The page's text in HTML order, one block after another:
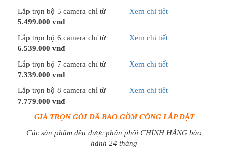
Lắp trọn bộ 5 camera chỉ từ
5.499.000 vnđ
Xem chi tiết
Lắp trọn bộ 6 camera chỉ từ
6.539.000 vnđ
Xem chi tiết
Lắp trọn bộ 7 camera chỉ từ
7.339.000 vnđ
Xem chi tiết
Lắp trọn bộ 8 camera chỉ từ
7.779.000 vnđ
Xem chi tiết
GIÁ TRỌN GÓI ĐÃ BAO GỒM CÔNG LẮP ĐẶT
Các sản phẩm đều được phân phối CHÍNH HÃNG bảo
hành 24 tháng